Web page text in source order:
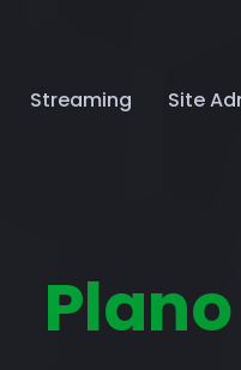
Streaming Site